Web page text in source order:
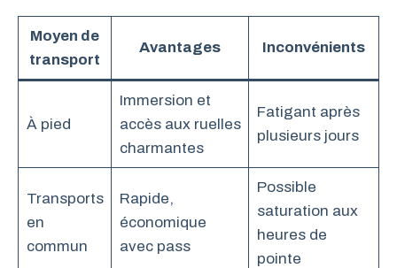
Moyen de
transport
Avantages Inconvénients
À pied
Immersion et
accès aux ruelles
charmantes
Fatigant après
plusieurs jours
Transports
en
commun
Rapide,
économique
avec pass
Possible
saturation aux
heures de
pointe